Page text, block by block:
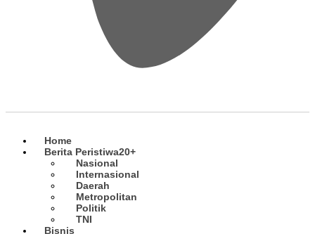
Home
Berita Peristiwa20+
Nasional
Internasional
Daerah
Metropolitan
Politik
TNI
Bisnis